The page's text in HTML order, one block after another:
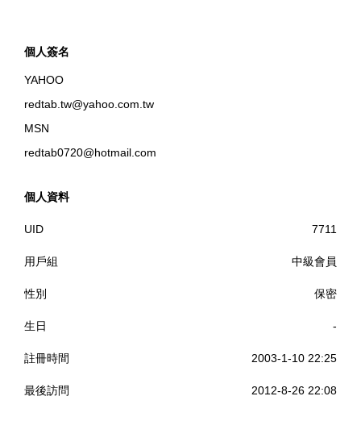
個人簽名
YAHOO
redtab.tw@yahoo.com.tw
MSN
redtab0720@hotmail.com
個人資料
UID 7711
用戶組 中級會員
性別 保密
生日 -
註冊時間 2003-1-10 22:25
最後訪問 2012-8-26 22:08